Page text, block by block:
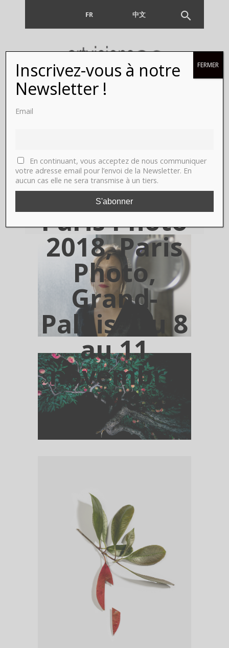
FR 中文
ELLE X, le
de Fannie
Escoulen à
Paris Photo
2018, Paris
Photo,
Grand-
Palais. Du 8
au 11
novembre
2018.
Inscrivez-vous à notre
Newsletter !
Email
En continuant, vous acceptez de nous communiquer
votre adresse email pour l’envoi de la Newsletter. En
aucun cas elle ne sera transmise à un tiers.
FERMER